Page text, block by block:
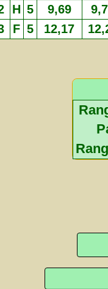
H 5 9,69
F 5 12,17